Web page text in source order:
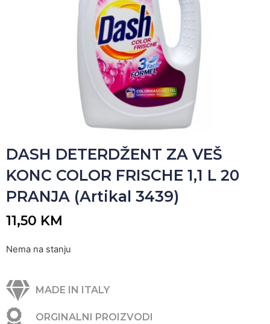
DASH DETERDŽENT ZA VEŠ
KONC COLOR FRISCHE 1,1 L 20
PRANJA (Artikal 3439)
11,50 KM
Nema na stanju
MADE IN ITALY
ORGINALNI PROIZVODI